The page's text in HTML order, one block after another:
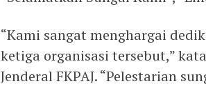
“Kami sangat menghargai
ketiga organisasi tersebut,”
Jenderal FKPAJ. “Pelestarian